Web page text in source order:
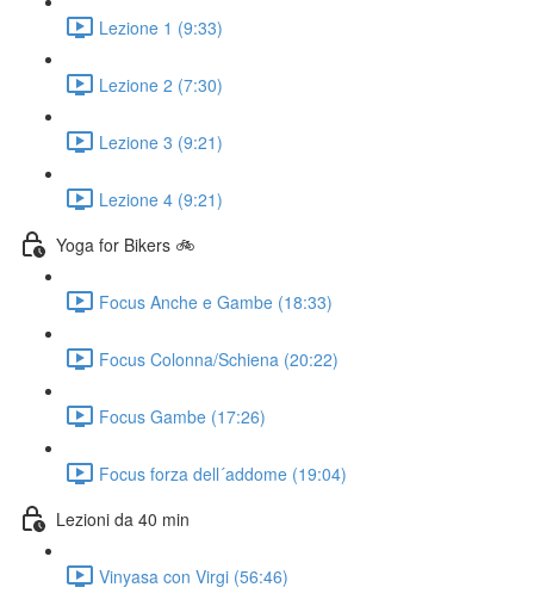
Lezione 1 (9:33)
Lezione 2 (7:30)
Lezione 3 (9:21)
Lezione 4 (9:21)
Yoga for Bikers 🚲
Focus Anche e Gambe (18:33)
Focus Colonna/Schiena (20:22)
Focus Gambe (17:26)
Focus forza dell´addome (19:04)
Lezioni da 40 min
Vinyasa con Virgi (56:46)